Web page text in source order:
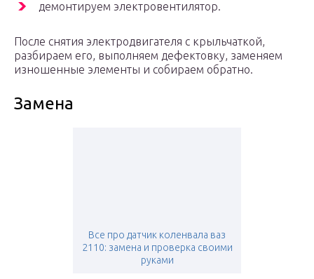
демонтируем электровентилятор.
После снятия электродвигателя с крыльчаткой,
разбираем его, выполняем дефектовку, заменяем
изношенные элементы и собираем обратно.
Замена
Все про датчик коленвала ваз
2110: замена и проверка своими
руками